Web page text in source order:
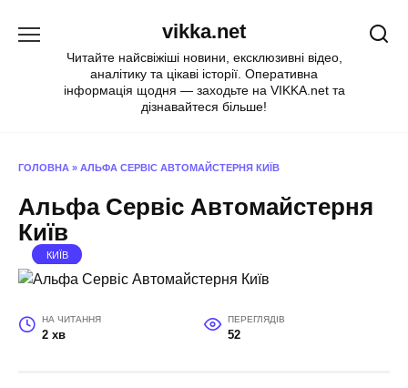
vikka.net
Читайте найсвіжіші новини, ексклюзивні відео,
аналітику та цікаві історії. Оперативна
інформація щодня — заходьте на VIKKA.net та
дізнавайтеся більше!
ГОЛОВНА » АЛЬФА СЕРВІС АВТОМАЙСТЕРНЯ КИЇВ
Альфа Сервіс Автомайстерня
Київ
КИЇВ
НА ЧИТАННЯ
2 хв
ПЕРЕГЛЯДІВ
52